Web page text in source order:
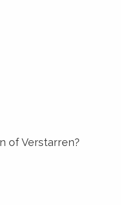
of Verstarren?